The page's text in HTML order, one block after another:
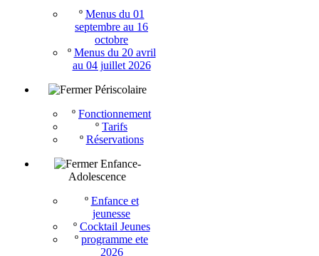
º Menus du 01
septembre au 16
octobre
º Menus du 20 avril
au 04 juillet 2026
Périscolaire
º Fonctionnement
º Tarifs
º Réservations
Enfance-
Adolescence
º Enfance et
jeunesse
º Cocktail Jeunes
º programme ete
2026